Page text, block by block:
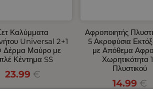
Καλύμματα
Universal 2+1
Δέρμα Μαύρο με
Κέντημα SS
23.99 €
Αφροποιητής
5 Ακροφύσια
με Απόθεμα
Χωρητικότητα
Πλυστικού
14.99 €